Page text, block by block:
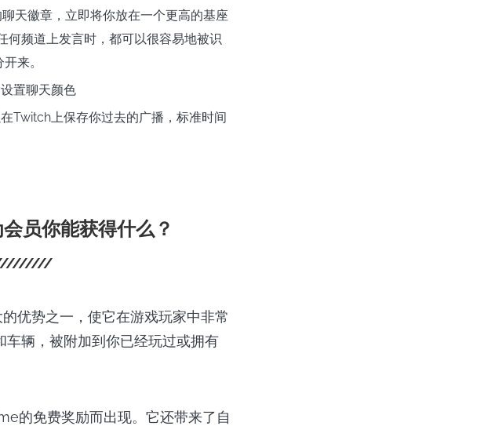
天徽章，立即将你放在一个更高的基座
何频道上发言时，都可以很容易地被识
来。
置聊天颜色
Twitch上保存你过去的广播，标准时间
员你能获得什么？
优势之一，使它在游戏玩家中非常
辆，被附加到你已经玩过或拥有
的免费奖励而出现。它还带来了自